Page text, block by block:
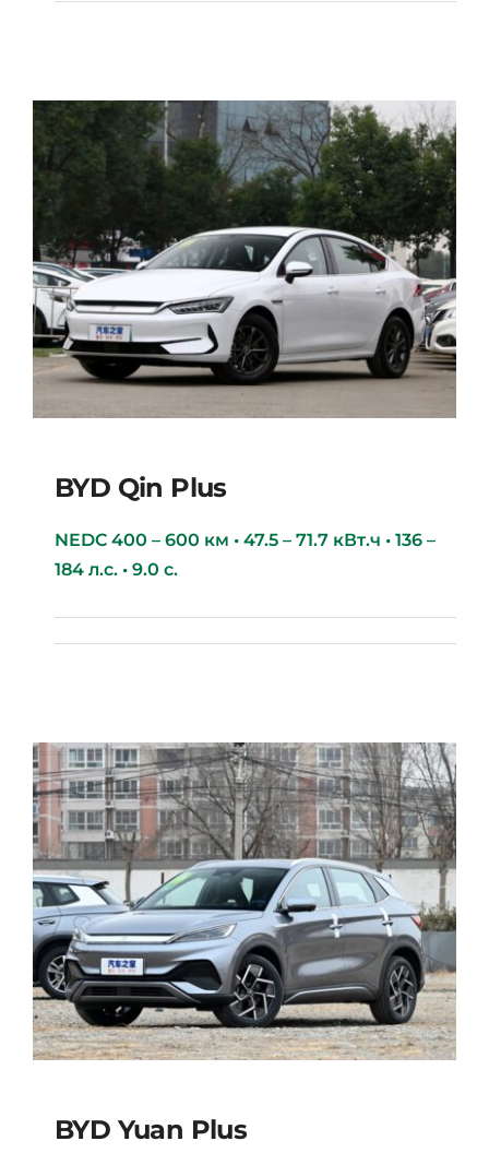
BYD Qin Plus
BYD Qin Plus
NEDC 400 – 600 км • 47.5 – 71.7 кВт.ч • 136 –
184 л.с. • 9.0 с.
BYD Yuan Plus